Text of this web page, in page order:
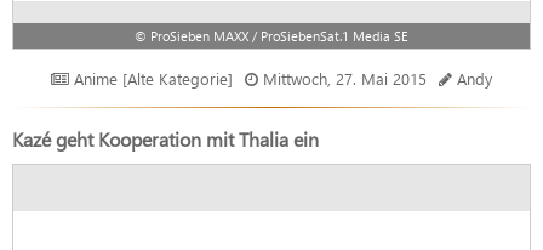
© ProSieben MAXX / ProSiebenSat.1 Media SE
Anime [Alte Kategorie] Mittwoch, 27. Mai 2015 Andy
Kazé geht Kooperation mit Thalia ein